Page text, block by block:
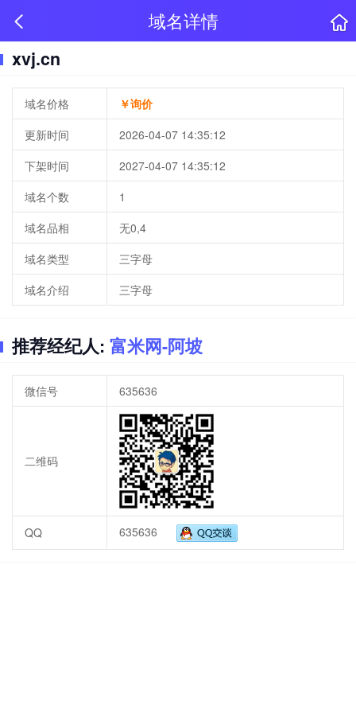
域名详情
xvj.cn
域名价格
￥询价
更新时间
2026-04-07 14:35:12
下架时间
2027-04-07 14:35:12
域名个数
1
域名品相
无0,4
域名类型
三字母
域名介绍
三字母
推荐经纪人: 富米网-阿坡
微信号 635636
二维码
QQ 635636